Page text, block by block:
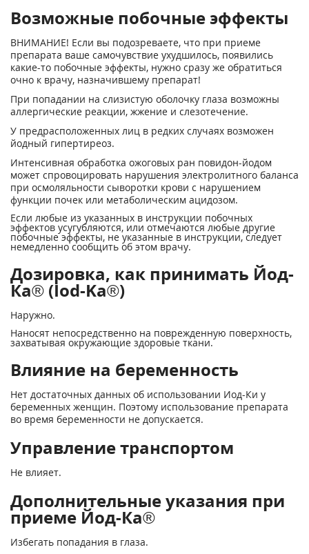
Возможные побочные эффекты
ВНИМАНИЕ! Если вы подозреваете, что при приеме
препарата ваше самочувствие ухудшилось, появились
какие-то побочные эффекты, нужно сразу же обратиться
очно к врачу, назначившему препарат!
При попадании на слизистую оболочку глаза возможны
аллергические реакции, жжение и слезотечение.
У предрасположенных лиц в редких случаях возможен
йодный гипертиреоз.
Интенсивная обработка ожоговых ран повидон-йодом
может спровоцировать нарушения электролитного баланса
при осмоляльности сыворотки крови с нарушением
функции почек или метаболическим ацидозом.
Если любые из указанных в инструкции побочных
эффектов усугубляются, или отмечаются любые другие
побочные эффекты, не указанные в инструкции, следует
немедленно сообщить об этом врачу.
Дозировка, как принимать Йод-
Ка® (Iod-Ka®)
Наружно.
Наносят непосредственно на поврежденную поверхность,
захватывая окружающие здоровые ткани.
Влияние на беременность
Нет достаточных данных об использовании Иод-Ки у
беременных женщин. Поэтому использование препарата
во время беременности не допускается.
Управление транспортом
Не влияет.
Дополнительные указания при
приеме Йод-Ка®
Избегать попадания в глаза.